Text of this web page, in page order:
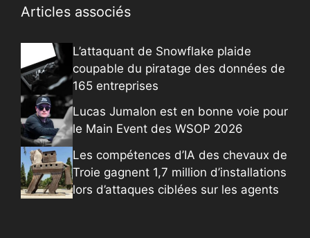
Articles associés
L’attaquant de Snowflake plaide
coupable du piratage des données de
165 entreprises
Lucas Jumalon est en bonne voie pour
le Main Event des WSOP 2026
Les compétences d’IA des chevaux de
Troie gagnent 1,7 million d’installations
lors d’attaques ciblées sur les agents